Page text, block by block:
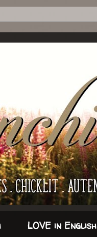
LOVE in English